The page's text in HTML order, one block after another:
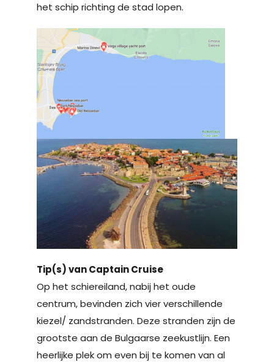
het schip richting de stad lopen.
Tip(s) van Captain Cruise
Op het schiereiland, nabij het oude
centrum, bevinden zich vier verschillende
kiezel/ zandstranden. Deze stranden zijn de
grootste aan de Bulgaarse zeekustlijn. Een
heerlijke plek om even bij te komen van al